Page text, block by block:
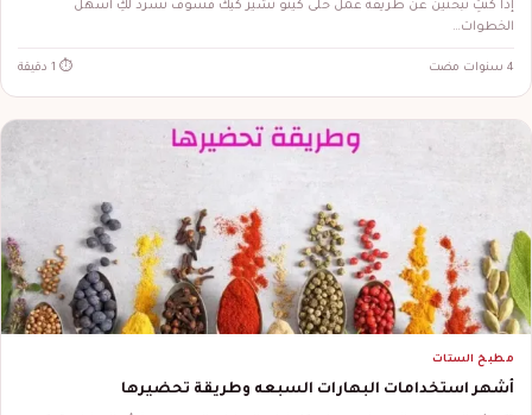
إذا كنتِ تبحثين عن طريقة عمل حلى كيتو تشيز كيك فسوف نسرد لكِ أسهل
الخطوات…
4 سنوات مضت ⏱ 1 دقيقة
مطبخ الستات
أشهر استخدامات البهارات السبعه وطريقة تحضيرها